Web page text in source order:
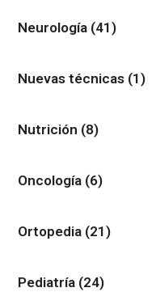
Neurología (41)
Nuevas técnicas (1)
Nutrición (8)
Oncología (6)
Ortopedia (21)
Pediatría (24)